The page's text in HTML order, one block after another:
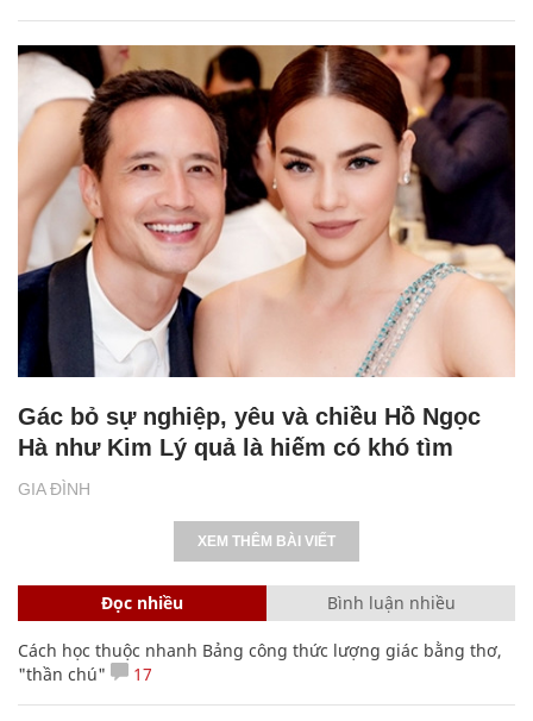
GIA ĐÌNH
Gác bỏ sự nghiệp, yêu và chiều Hồ Ngọc
Hà như Kim Lý quả là hiếm có khó tìm
XEM THÊM BÀI VIẾT
Đọc nhiều Bình luận nhiều
Cách học thuộc nhanh Bảng công thức lượng giác bằng thơ,
"thần chú"
17